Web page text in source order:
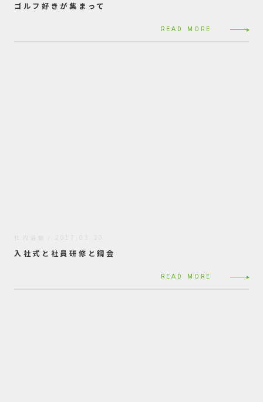
ゴルフ好きが集まって
READ MORE
入社式と社員研修と鋼会
READ MORE